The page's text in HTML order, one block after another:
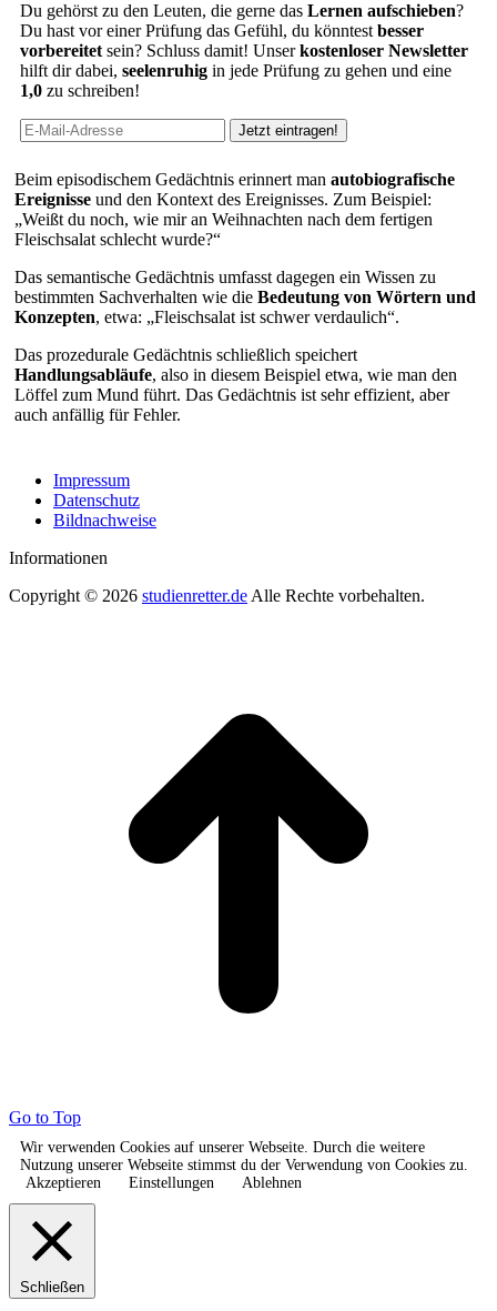
Du gehörst zu den Leuten, die gerne das Lernen aufschieben?
Du hast vor einer Prüfung das Gefühl, du könntest besser
vorbereitet sein? Schluss damit! Unserkostenloser Newsletter
hilft dir dabei, seelenruhig in jede Prüfung zu gehen und eine
1,0 zu schreiben!
Beim episodischem Gedächtnis erinnert man autobiografische
Ereignisse und den Kontext des Ereignisses. Zum Beispiel:
„Weißt du noch, wie mir an Weihnachten nach dem fertigen
Fleischsalat schlecht wurde?“
Das semantische Gedächtnis umfasst dagegen ein Wissen zu
bestimmten Sachverhalten wie die Bedeutung von Wörtern und
Konzepten, etwa: „Fleischsalat ist schwer verdaulich“.
Das prozedurale Gedächtnis schließlich speichert
Handlungsabläufe, also in diesem Beispiel etwa, wie man den
Löffel zum Mund führt. Das Gedächtnis ist sehr effizient, aber
auch anfällig für Fehler.
Impressum
Datenschutz
Bildnachweise
Informationen
Copyright © 2026 studienretter.de Alle Rechte vorbehalten.
Go to Top
Wir verwenden Cookies auf unserer Webseite. Durch die weitere
Nutzung unserer Webseite stimmst du der Verwendung von Cookies zu.
Akzeptieren
Einstellungen Ablehnen
Schließen